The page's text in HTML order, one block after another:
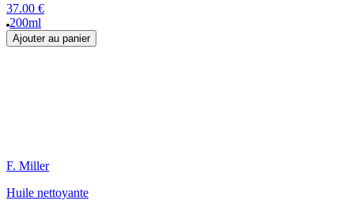
37.00 €
200ml
Ajouter au panier
F. Miller
Huile nettoyante